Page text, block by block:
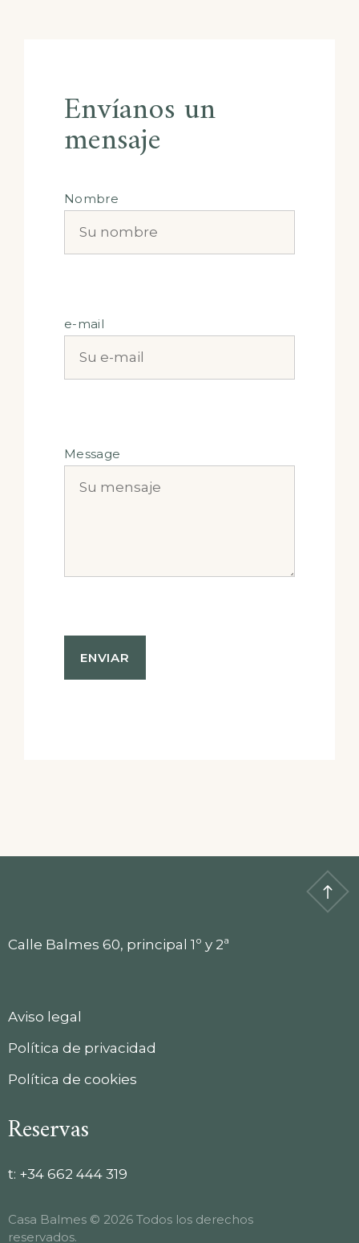
Envíanos un
mensaje
Nombre
e-mail
Message
Calle Balmes 60, principal 1º y 2ª
Aviso legal
Política de privacidad
Política de cookies
Reservas
t: +34 662 444 319
Casa Balmes © 2026 Todos los derechos
reservados.